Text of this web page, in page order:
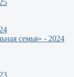
семья» - 2024